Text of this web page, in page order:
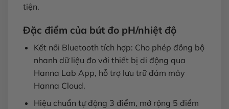
tiện.
Đặc điểm của bút đo pH/nhiệt độ
Kết nối Bluetooth tích hợp: Cho phép đồng bộ
nhanh dữ liệu đo với thiết bị di động qua
Hanna Lab App, hỗ trợ lưu trữ đám mây
Hanna Cloud.
Hiệu chuẩn tự động 3 điểm, mở rộng 5 điểm